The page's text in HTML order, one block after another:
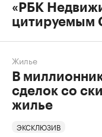
«РБК
цитируемым
Жилье
В
сделок со
жилье
ЭКСКЛЮЗИВ